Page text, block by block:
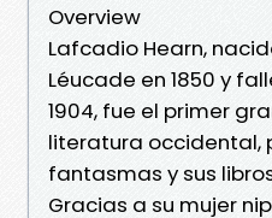
Overview
Lafcadio Hearn,
Léucade en 1850 y
1904, fue el primer
literatura occidental,
fantasmas y sus
Gracias a su mujer